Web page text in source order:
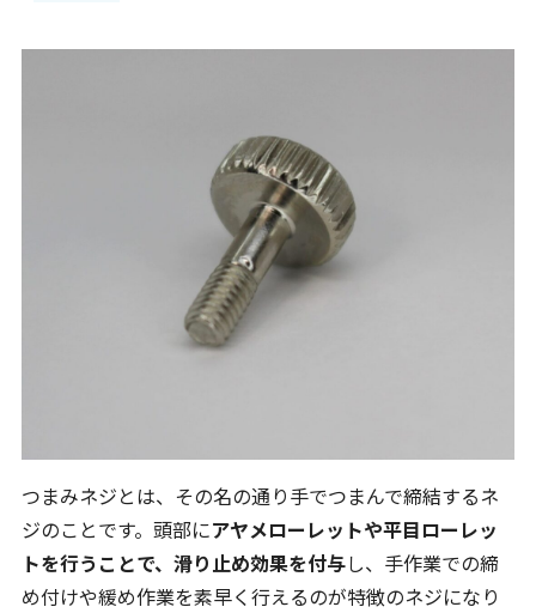
つまみネジとは、その名の通り手でつまんで締結するネ
ジのことです。頭部にアヤメローレットや平目ローレッ
トを行うことで、滑り止め効果を付与し、手作業での締
め付けや緩め作業を素早く行えるのが特徴のネジになり